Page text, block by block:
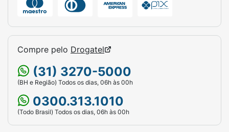
Compre pelo Drogatel
(31) 3270-5000
(BH e Região) Todos os dias, 06h às 00h
0300.313.1010
(Todo Brasil) Todos os dias, 06h às 00h